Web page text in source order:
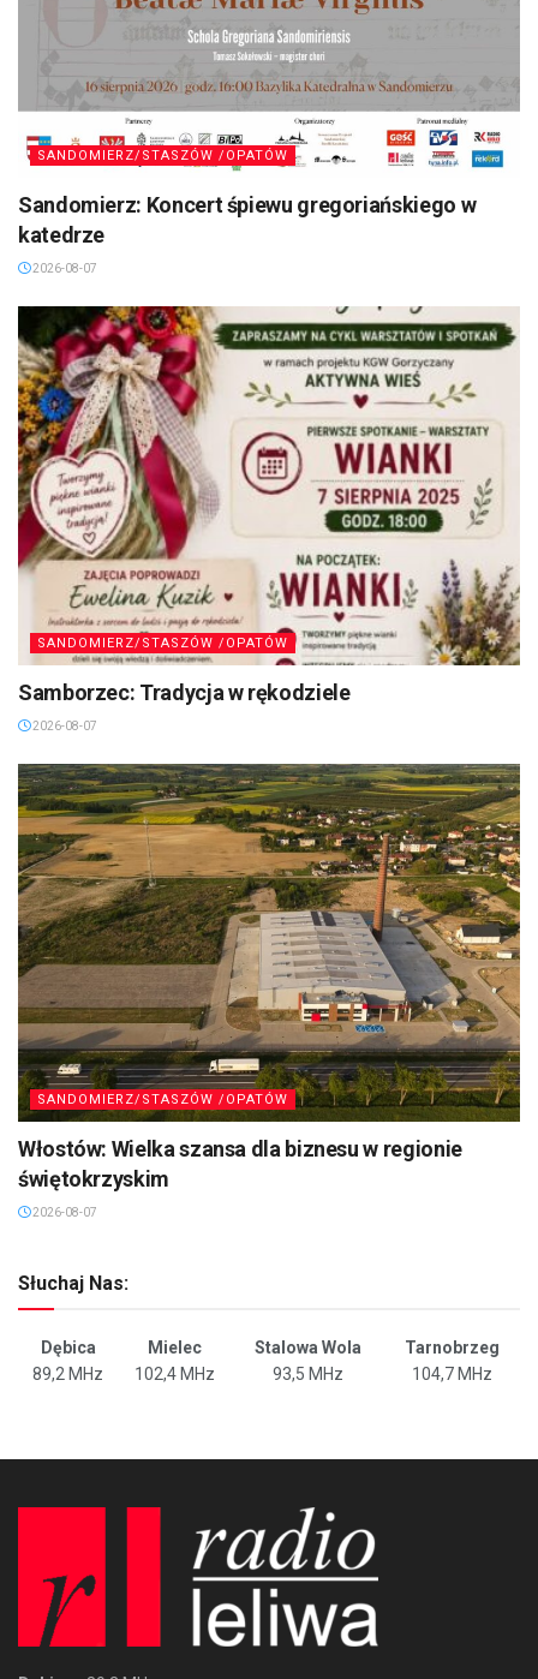
SANDOMIERZ/STASZÓW /OPATÓW
Sandomierz: Koncert śpiewu gregoriańskiego w
katedrze
2026-08-07
SANDOMIERZ/STASZÓW /OPATÓW
Samborzec: Tradycja w rękodziele
2026-08-07
SANDOMIERZ/STASZÓW /OPATÓW
Włostów: Wielka szansa dla biznesu w regionie
świętokrzyskim
2026-08-07
Słuchaj Nas:
Dębica Mielec Stalowa Wola
Tarnobrzeg
89,2 MHz
102,4 MHz 93,5 MHz 104,7 MHz